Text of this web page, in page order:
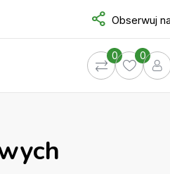
Obserwuj
0
0